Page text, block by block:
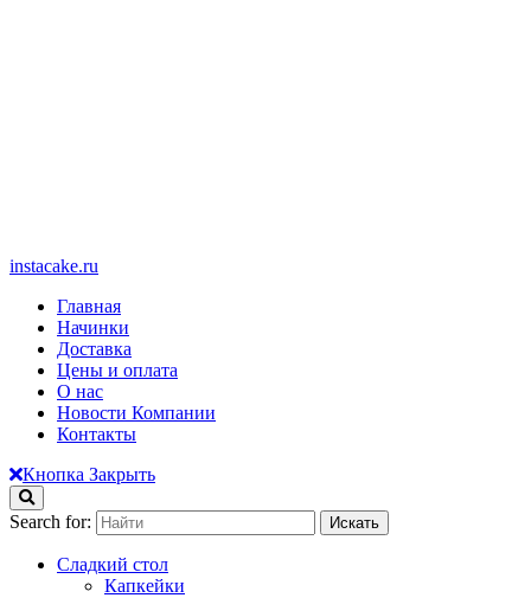
instacake.ru
Главная
Начинки
Доставка
Цены и оплата
О нас
Новости Компании
Контакты
Кнопка Закрыть
Search for:
Сладкий стол
Капкейки